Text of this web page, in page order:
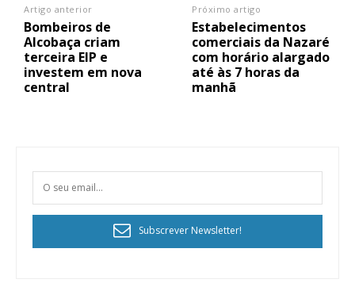
Artigo anterior
Bombeiros de
Alcobaça criam
terceira EIP e
investem em nova
central
Próximo artigo
Estabelecimentos
comerciais da Nazaré
com horário alargado
até às 7 horas da
manhã
Subscrever Newsletter!